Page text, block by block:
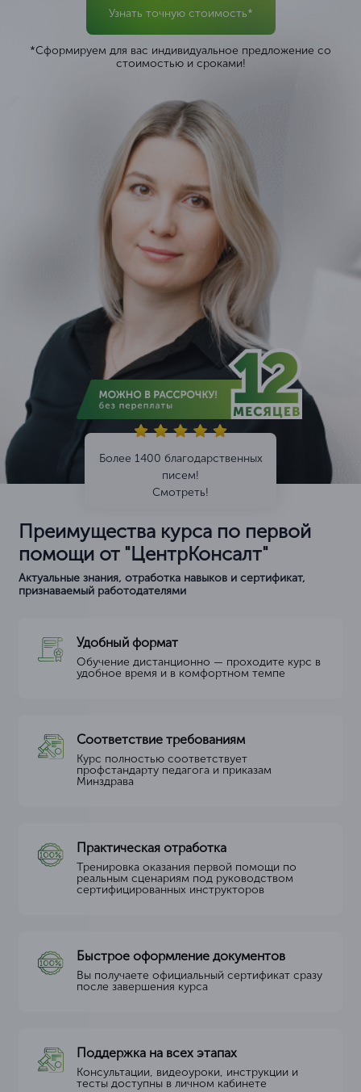
Узнать точную стоимость*
*Сформируем для вас индивидуальное предложение со
стоимостью и сроками!
Более 1400 благодарственных
писем!
Смотреть!
Преимущества курса по первой
помощи от "ЦентрКонсалт"
Актуальные знания, отработка навыков и сертификат,
признаваемый работодателями
Удобный формат
Обучение дистанционно — проходите курс в
удобное время и в комфортном темпе
Соответствие требованиям
Курс полностью соответствует
профстандарту педагога и приказам
Минздрава
Практическая отработка
Тренировка оказания первой помощи по
реальным сценариям под руководством
сертифицированных инструкторов
Быстрое оформление документов
Вы получаете официальный сертификат сразу
после завершения курса
Поддержка на всех этапах
Консультации, видеоуроки, инструкции и
тесты доступны в личном кабинете